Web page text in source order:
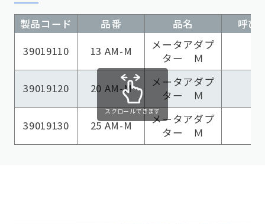
製品コード 品番 品名
呼び
39019110
13 AM-M
メータアダプ
ター Ｍ
39019120 20 AM-M
メータアダプ
ター Ｍ
39019130 25 AM-M
メータアダプ
ター Ｍ
スクロールできます